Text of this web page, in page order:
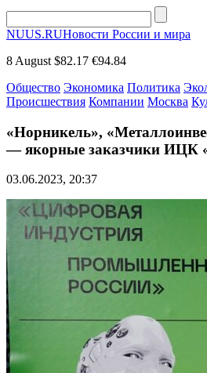
NUUS.RUНовости России и мира
8 August $82.17 €94.84
Общество Экономика Политика
Происшествия Компании Москва
«Норникель»,
— якорные заказчики ИЦК
03.06.2023, 20:37